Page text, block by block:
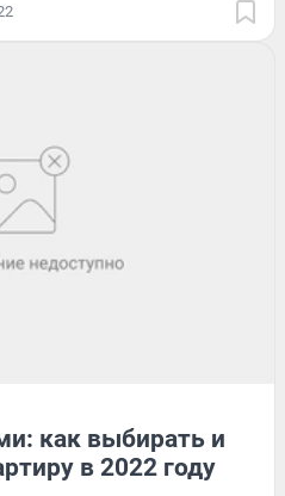
как выбирать и
в 2022 году